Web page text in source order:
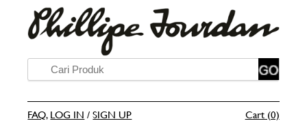
FAQ, LOG IN /SIGN UP Cart (0)